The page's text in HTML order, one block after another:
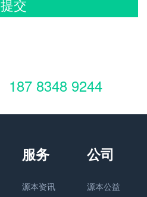
提交
187 8348 9244
源本资讯
源本公益